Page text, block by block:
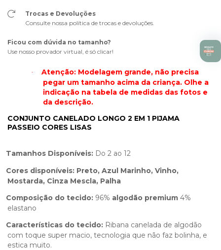
Trocas e Devoluções
Consulte nossa política de trocas e devoluções.
Ficou com dúvida no tamanho?
Use nosso provador virtual, é só clicar!
·
Atenção: Modelagem grande, não precisa
pegar um tamanho acima da criança. Olhe a
indicação na tabela de medidas das fotos e
da descrição.
CONJUNTO CANELADO LONGO 2 EM 1 PIJAMA
PASSEIO CORES LISAS
Tamanhos Disponíveis: Do 2 ao 12
Cores disponíveis: Preto, Azul Marinho, Vinho,
Mostarda, Cinza Mescla, Palha
Composição do tecido: 96% algodão premium 4%
elastano
Características do tecido: Ribana canelada de algodão
com toque super macio, tecnologia que não faz bolinha, e
estica muito.